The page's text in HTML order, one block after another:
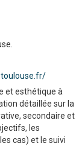
et esthétique à
détaillée sur la
secondaire et
les
cas) et le suivi